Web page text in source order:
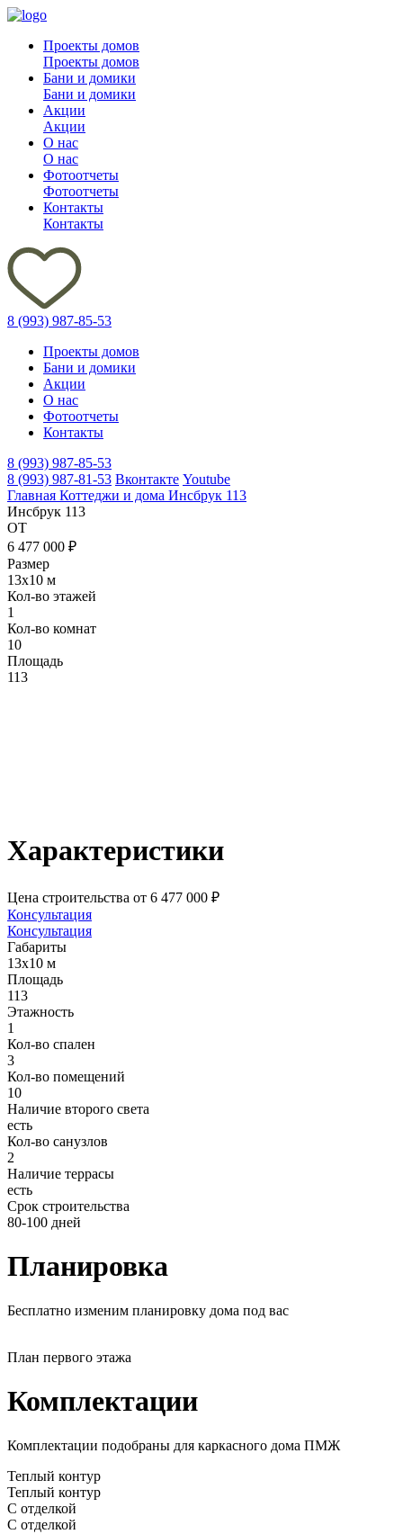
Проекты домов
Проекты домов
Бани и домики
Бани и домики
Акции
Акции
О нас
О нас
Фотоотчеты
Фотоотчеты
Контакты
Контакты
8 (993) 987-85-53
Проекты домов
Бани и домики
Акции
О нас
Фотоотчеты
Контакты
8 (993) 987-85-53
8 (993) 987-81-53 Вконтакте Youtube
Главная Коттеджи и дома Инсбрук 113
Инсбрук 113
ОТ
6 477 000 ₽
Размер
13х10 м
Кол-во этажей
1
Кол-во комнат
10
Площадь
113
Характеристики
Цена строительства от 6 477 000 ₽
Консультация
Консультация
Габариты
13х10 м
Площадь
113
Этажность
1
Кол-во спален
3
Кол-во помещений
10
Наличие второго света
есть
Кол-во санузлов
2
Наличие террасы
есть
Срок строительства
80-100 дней
Планировка
Бесплатно изменим планировку дома под вас
План первого этажа
Комплектации
Комплектации подобраны для каркасного дома ПМЖ
Теплый контур
Теплый контур
С отделкой
С отделкой